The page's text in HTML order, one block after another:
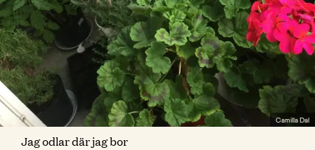
Camilla Dal
Jag odlar där jag bor